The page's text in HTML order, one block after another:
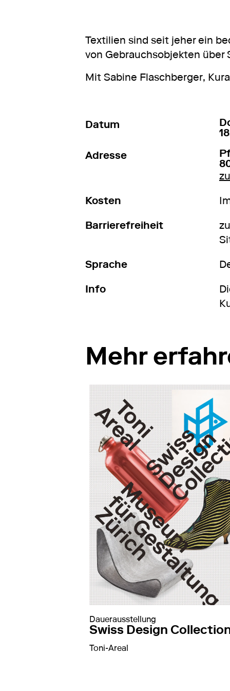
Textilien sind seit jeher ein
von Gebrauchsobjekten
Mit Sabine Flaschberger,
Datum
Adresse
Kosten
Barrierefreiheit
Sprache
Info
Mehr
Dauerausstellung
Swiss Design
Toni-Areal